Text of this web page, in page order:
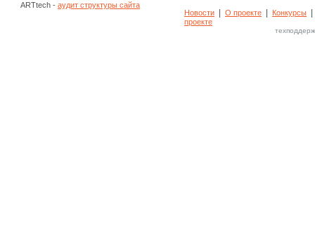
ARTtech - аудит структуры сайта
Новости
О проекте Конкурсы
проекте